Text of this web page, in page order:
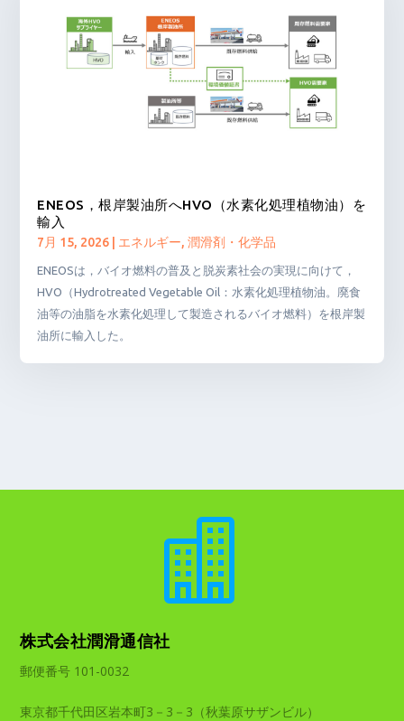
ENEOS，根岸製油所へHVO（水素化処理植物油）を
輸入
7月 15, 2026 エネルギー,潤滑剤・化学品
ENEOSは，バイオ燃料の普及と脱炭素社会の実現に向けて，
HVO（Hydrotreated Vegetable Oil：水素化処理植物油。廃食
油等の油脂を水素化処理して製造されるバイオ燃料）を根岸製
油所に輸入した。

株式会社潤滑通信社
郵便番号 101-0032
東京都千代田区岩本町3－3－3（秋葉原サザンビル）